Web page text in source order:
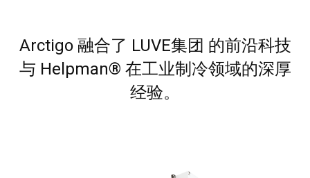
Arctigo 融合了 LUVE集团 的前沿科技
与 Helpman® 在工业制冷领域的深厚
经验。